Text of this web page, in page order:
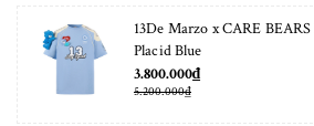
13De Marzo x CARE
Placid Blue
3.800.000₫
5.200.000₫